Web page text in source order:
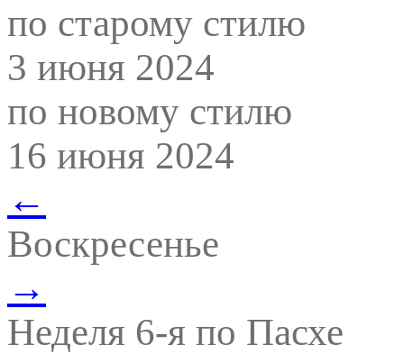
по старому стилю
3 июня 2024
по новому стилю
16 июня 2024
←
Воскресенье
→
Неделя 6-я по Пасхе